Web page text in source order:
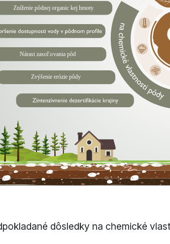
Zníženie pôdnej organic kej hmoty
Nárast zasoľovania pôd
Zvýšenie erózie pôdy
dôsledky na chemické